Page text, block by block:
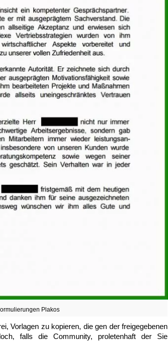
Plakos
Vorlagen zu kopieren, die gen der freigegebenen
falls die Community, proletenhaft der Sie